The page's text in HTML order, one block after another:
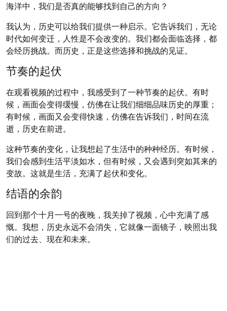
海洋中，我们是否真的能够找到自己的方向？
我认为，历史可以给我们提供一种启示。它告诉我们，无论
时代如何变迁，人性是不会改变的。我们都会面临选择，都
会经历挑战。而历史，正是这些选择和挑战的见证。
节奏的起伏
在观看视频的过程中，我感受到了一种节奏的起伏。有时
候，画面会变得缓慢，仿佛在让我们细细品味历史的厚重；
有时候，画面又会变得快速，仿佛在告诉我们，时间在流
逝，历史在前进。
这种节奏的变化，让我想起了生活中的种种经历。有时候，
我们会感到生活平淡如水，但有时候，又会遇到突如其来的
变故。这就是生活，充满了起伏和变化。
结语的余韵
回到那个十月一号的夜晚，我关掉了视频，心中充满了感
慨。我想，历史永远不会消失，它就像一面镜子，映照出我
们的过去、现在和未来。